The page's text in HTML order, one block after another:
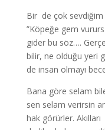
Bir de çok sevdiğim
”Köpeğe gem
gider bu söz….
bilir, ne olduğu yeri
de insan olmayı
Bana göre selam
sen selam verirsin
hak görürler.